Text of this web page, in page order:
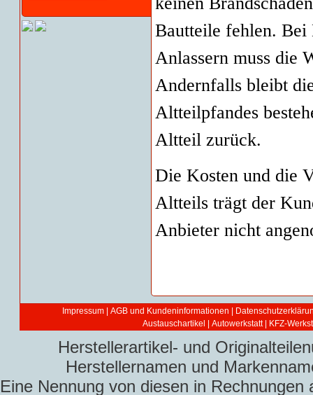
Bautteile fehlen. Bei
Anlassern muss die
Andernfalls bleibt
Altteilpfandes
Altteil zurück.
Die Kosten und die
Altteils trägt der
Anbieter nicht
Impressum AGB und Kundeninformationen
Austauschartikel
Autowerkstatt | KFZ-
Herstellerartikel- und
Herstellernamen und
Eine Nennung von diesen in